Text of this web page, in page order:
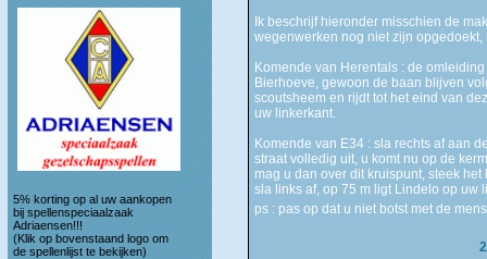
5% korting op al uw aankopen
bij spellenspeciaalzaak
Adriaensen!!!
(Klik op bovenstaand logo om
de spellenlijst te bekijken)
Ik beschrijf hieronder misschien de
wegenwerken nog niet zijn
Komende van Herentals : de
Bierhoeve, gewoon de baan blijven
scoutsheem en rijdt tot het eind van
uw linkerkant.
Komende van E34 : sla rechts af aan
straat volledig uit, u komt nu op de
mag u dan over dit kruispunt, steek
sla links af, op 75 m ligt Lindelo op uw
ps : pas op dat u niet botst met de